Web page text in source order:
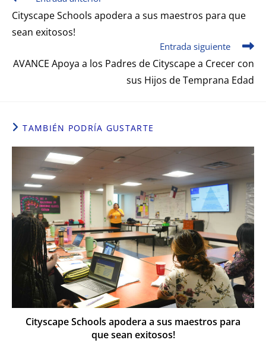
Cityscape Schools apodera a sus maestros para que
sean exitosos!
Entrada siguiente
AVANCE Apoya a los Padres de Cityscape a Crecer con
sus Hijos de Temprana Edad
TAMBIÉN PODRÍA GUSTARTE
Cityscape Schools apodera a sus maestros para
que sean exitosos!